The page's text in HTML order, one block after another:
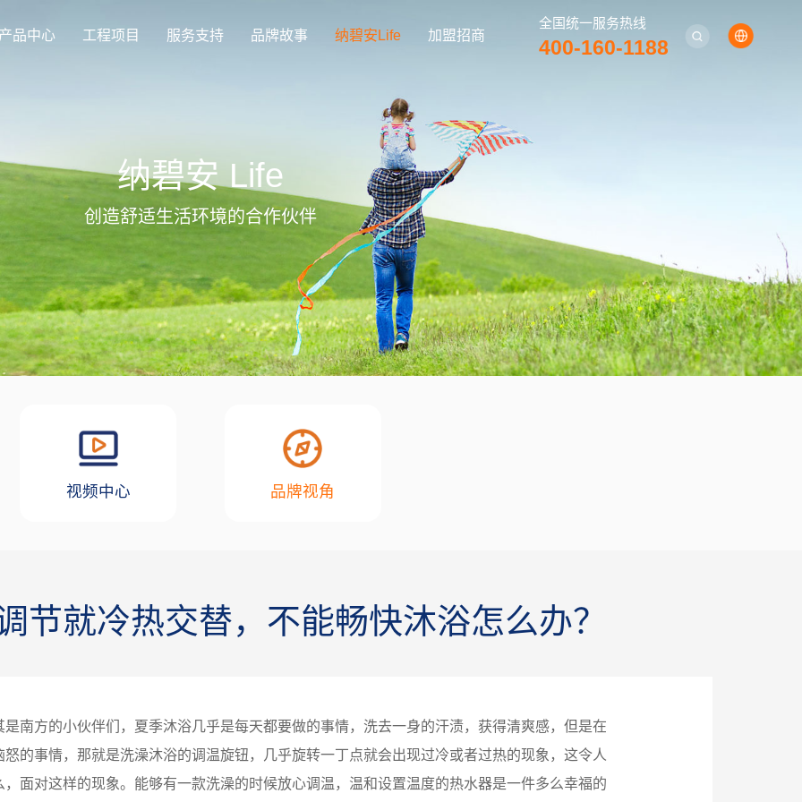
品中心 工程项目 服务支持 品牌故事 纳碧安Life 加盟招商
全国统一服务热线
400-160-1188
纳碧安 Life
创造舒适生活环境的合作伙伴
视频中心 品牌视角
节就冷热交替，不能畅快沐浴怎么办？
南方的小伙伴们，夏季沐浴几乎是每天都要做的事情，洗去一身的汗渍，获得清爽感，但是在
的事情，那就是洗澡沐浴的调温旋钮，几乎旋转一丁点就会出现过冷或者过热的现象，这令人
面对这样的现象。能够有一款洗澡的时候放心调温，温和设置温度的热水器是一件多么幸福的